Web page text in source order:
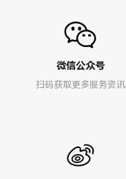
微信公众号
扫码获取更多服务资讯